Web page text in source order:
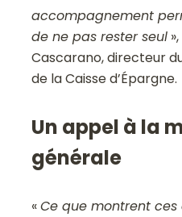
accompagnement
de ne pas rester seul
Cascarano, directeur
de la Caisse d’Épargne.
Un appel à la
générale
«Ce que montrent ces